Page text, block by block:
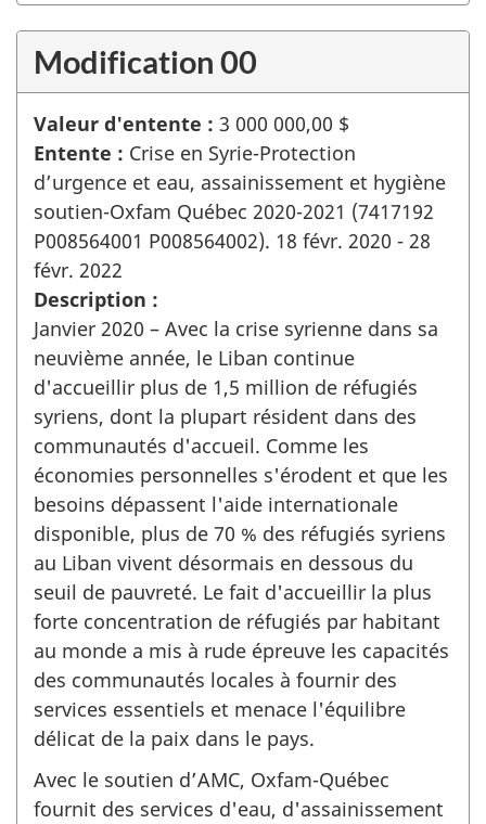
Modification 00
Valeur d'entente : 3 000 000,00 $
Entente : Crise en Syrie-Protection
d’urgence et eau, assainissement et hygiène
soutien-Oxfam Québec 2020-2021 (7417192
P008564001 P008564002). 18 févr. 2020 - 28
févr. 2022
Description :
Janvier 2020 – Avec la crise syrienne dans sa
neuvième année, le Liban continue
d'accueillir plus de 1,5 million de réfugiés
syriens, dont la plupart résident dans des
communautés d'accueil. Comme les
économies personnelles s'érodent et que les
besoins dépassent l'aide internationale
disponible, plus de 70 % des réfugiés syriens
au Liban vivent désormais en dessous du
seuil de pauvreté. Le fait d'accueillir la plus
forte concentration de réfugiés par habitant
au monde a mis à rude épreuve les capacités
des communautés locales à fournir des
services essentiels et menace l'équilibre
délicat de la paix dans le pays.
Avec le soutien d’AMC, Oxfam-Québec
fournit des services d'eau, d'assainissement